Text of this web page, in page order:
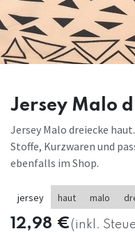
Jersey Malo
Jersey Malo dreiecke
Stoffe, Kurzwaren und
ebenfalls im Shop.
jersey haut malo
12,98 €(inkl.